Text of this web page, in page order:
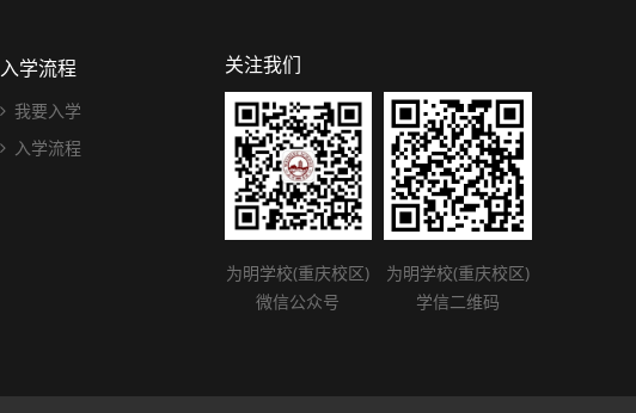
入学流程
我要入学
入学流程
关注我们
为明学校(重庆校区)
微信公众号
为明学校(重庆校区)
学信二维码